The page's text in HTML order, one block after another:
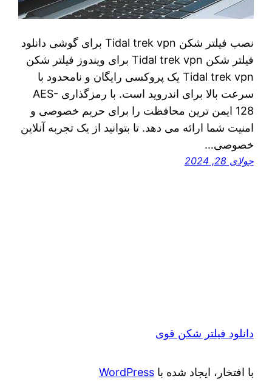
نصب فیلتر شکن Tidal trek vpn برای گوشی دانلود
فیلتر شکن Tidal trek vpn برای ویندوز فیلتر شکن
Tidal trek vpn یک پروکسی رایگان و نامحدود با
سرعت بالا برای اندروید است. با رمزگذاری AES-
128 ایمن ترین محافظت را برای حریم خصوصی و
امنیت شما ارائه می دهد. تا بتوانید از یک تجربه آنلاین
خصوصی…
جولای 28, 2024
دانلود فیلتر شکن قوی
با افتخار، ایجاد شده باWordPress